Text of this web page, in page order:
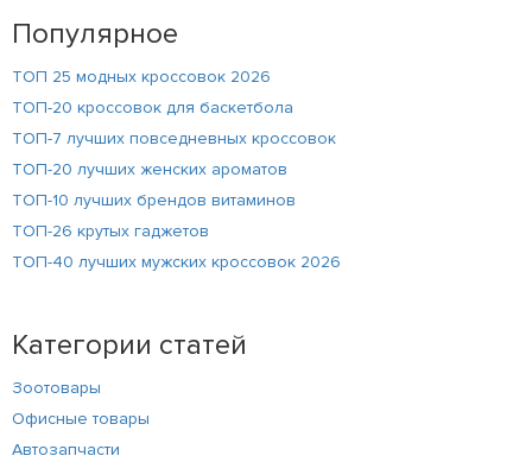
Популярное
ТОП 25 модных кроссовок 2026
ТОП-20 кроссовок для баскетбола
ТОП-7 лучших повседневных кроссовок
ТОП-20 лучших женских ароматов
ТОП-10 лучших брендов витаминов
ТОП-26 крутых гаджетов
ТОП-40 лучших мужских кроссовок 2026
Категории статей
Зоотовары
Офисные товары
Автозапчасти